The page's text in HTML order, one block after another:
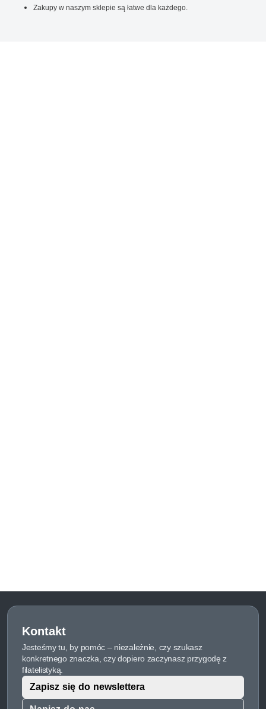
Zakupy w naszym sklepie są łatwe dla każdego.
Kontakt
Jesteśmy tu, by pomóc – niezależnie, czy szukasz
konkretnego znaczka, czy dopiero zaczynasz przygodę z
filatelistyką.
Zapisz się do newslettera